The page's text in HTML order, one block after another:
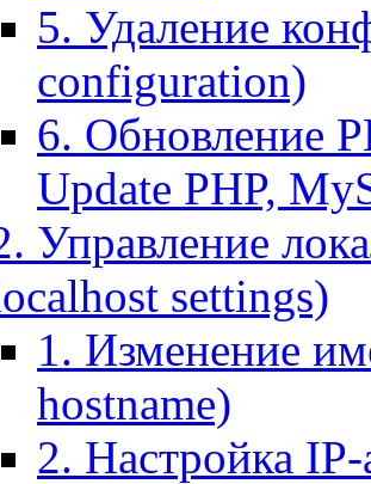
5. Удаление
configuration)
6. Обновление
Update PHP,
Управление
settings)
1. Изменение
hostname)
2. Настройка IP-